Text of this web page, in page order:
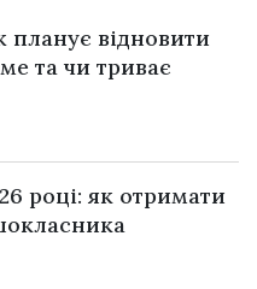
відновити
та чи триває
році: як отримати